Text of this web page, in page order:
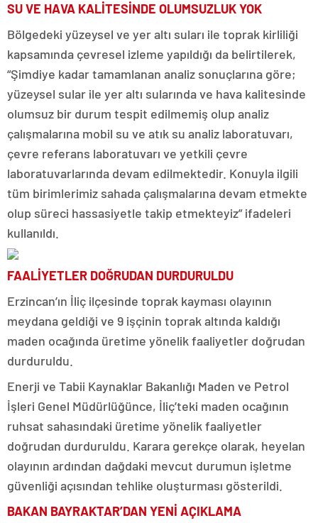
SU VE HAVA KALİTESİNDE OLUMSUZLUK YOK
Bölgedeki yüzeysel ve yer altı suları ile toprak kirliliği
kapsamında çevresel izleme yapıldığı da belirtilerek,
“Şimdiye kadar tamamlanan analiz sonuçlarına göre;
yüzeysel sular ile yer altı sularında ve hava kalitesinde
olumsuz bir durum tespit edilmemiş olup analiz
çalışmalarına mobil su ve atık su analiz laboratuvarı,
çevre referans laboratuvarı ve yetkili çevre
laboratuvarlarında devam edilmektedir. Konuyla ilgili
tüm birimlerimiz sahada çalışmalarına devam etmekte
olup süreci hassasiyetle takip etmekteyiz” ifadeleri
kullanıldı.
FAALİYETLER DOĞRUDAN DURDURULDU
Erzincan’ın İliç ilçesinde toprak kayması olayının
meydana geldiği ve 9 işçinin toprak altında kaldığı
maden ocağında üretime yönelik faaliyetler doğrudan
durduruldu.
Enerji ve Tabii Kaynaklar Bakanlığı Maden ve Petrol
İşleri Genel Müdürlüğünce, İliç’teki maden ocağının
ruhsat sahasındaki üretime yönelik faaliyetler
doğrudan durduruldu. Karara gerekçe olarak, heyelan
olayının ardından dağdaki mevcut durumun işletme
güvenliği açısından tehlike oluşturması gösterildi.
BAKAN BAYRAKTAR’DAN YENİ AÇIKLAMA